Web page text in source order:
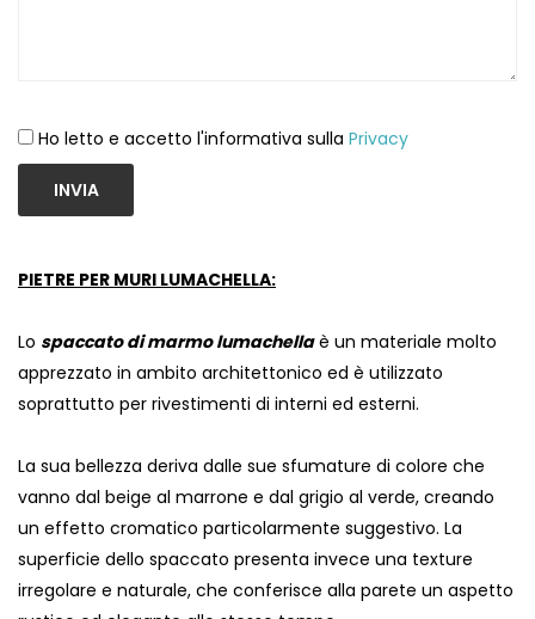
Ho letto e accetto l'informativa sulla Privacy
INVIA
PIETRE PER MURI LUMACHELLA:
Lo spaccato di marmo lumachellaè un materiale molto
apprezzato in ambito architettonico ed è utilizzato
soprattutto per rivestimenti di interni ed esterni.
La sua bellezza deriva dalle sue sfumature di colore che
vanno dal beige al marrone e dal grigio al verde, creando
un effetto cromatico particolarmente suggestivo. La
superficie dello spaccato presenta invece una texture
irregolare e naturale, che conferisce alla parete un aspetto